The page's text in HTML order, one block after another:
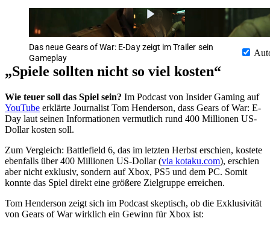
Das neue Gears of War: E-Day zeigt im Trailer sein
Gameplay
„Spiele sollten nicht so viel kosten“
Wie teuer soll das Spiel sein? Im Podcast von Insider Gaming auf
YouTube erklärte Journalist Tom Henderson, dass Gears of War: E-
Day laut seinen Informationen vermutlich rund 400 Millionen US-
Dollar kosten soll.
Zum Vergleich: Battlefield 6, das im letzten Herbst erschien, kostete
ebenfalls über 400 Millionen US-Dollar (via kotaku.com), erschien
aber nicht exklusiv, sondern auf Xbox, PS5 und dem PC. Somit
konnte das Spiel direkt eine größere Zielgruppe erreichen.
Tom Henderson zeigt sich im Podcast skeptisch, ob die Exklusivität
von Gears of War wirklich ein Gewinn für Xbox ist: